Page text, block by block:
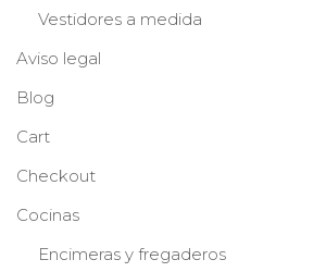
Vestidores a medida
Aviso legal
Blog
Cart
Checkout
Cocinas
Encimeras y fregaderos